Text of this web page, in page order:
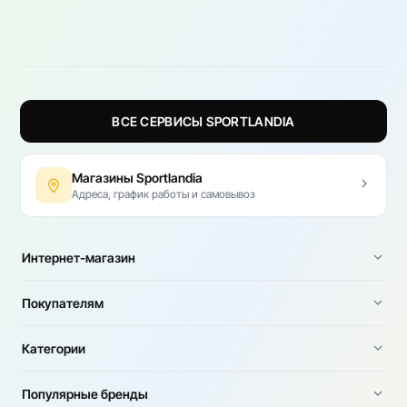
ВСЕ СЕРВИСЫ SPORTLANDIA
Магазины Sportlandia
Адреса, график работы и самовывоз
Интернет-магазин
Покупателям
Категории
Популярные бренды